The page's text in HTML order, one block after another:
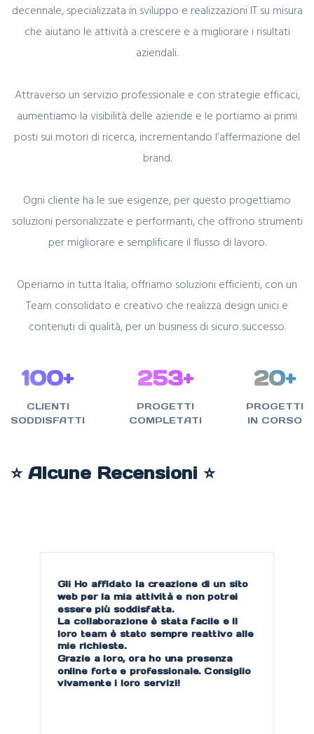
decennale, specializzata in sviluppo e realizzazioni IT su misura
che aiutano le attività a crescere e a migliorare i risultati
aziendali.
Attraverso un servizio professionale e con strategie efficaci,
aumentiamo la visibilità delle aziende e le portiamo ai primi
posti sui motori di ricerca, incrementando l’affermazione del
brand.
Ogni cliente ha le sue esigenze, per questo progettiamo
soluzioni personalizzate e performanti, che offrono strumenti
per migliorare e semplificare il flusso di lavoro.
Operiamo in tutta Italia, offriamo soluzioni efficienti, con un
Team consolidato e creativo che realizza design unici e
contenuti di qualità, per un business di sicuro successo.
100+
CLIENTI
SODDISFATTI
253+
PROGETTI
COMPLETATI
20+
PROGETTI
IN CORSO
⭐️ Alcune Recensioni ⭐️
La nostra campagna google ads è
andata molto bene. Oltretutto Paolo
del team è stato davvero gentile nel
spiegarci alcuni dettagli tecnici..grazie